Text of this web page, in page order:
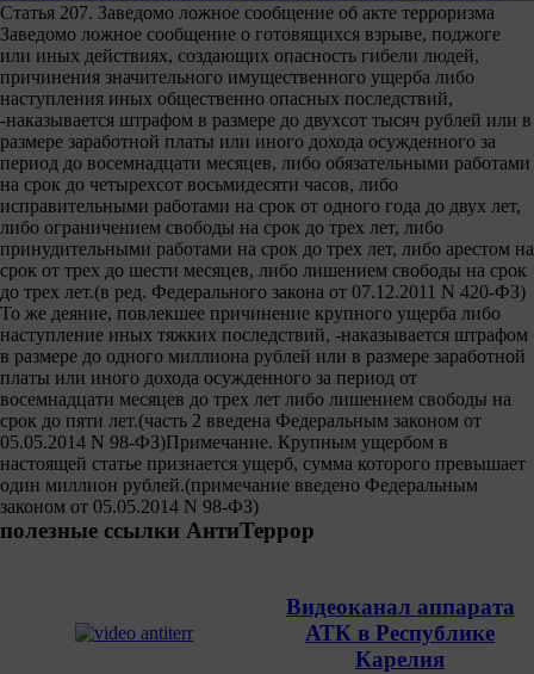
Статья 207. Заведомо ложное сообщение об акте терроризма
Заведомо ложное сообщение о готовящихся взрыве, поджоге
или иных действиях, создающих опасность гибели людей,
причинения значительного имущественного ущерба либо
наступления иных общественно опасных последствий,
-наказывается штрафом в размере до двухсот тысяч рублей или в
размере заработной платы или иного дохода осужденного за
период до восемнадцати месяцев, либо обязательными работами
на срок до четырехсот восьмидесяти часов, либо
исправительными работами на срок от одного года до двух лет,
либо ограничением свободы на срок до трех лет, либо
принудительными работами на срок до трех лет, либо арестом на
срок от трех до шести месяцев, либо лишением свободы на срок
до трех лет.(в ред. Федерального закона от 07.12.2011 N 420-ФЗ)
То же деяние, повлекшее причинение крупного ущерба либо
наступление иных тяжких последствий, -наказывается штрафом
в размере до одного миллиона рублей или в размере заработной
платы или иного дохода осужденного за период от
восемнадцати месяцев до трех лет либо лишением свободы на
срок до пяти лет.(часть 2 введена Федеральным законом от
05.05.2014 N 98-ФЗ)Примечание. Крупным ущербом в
настоящей статье признается ущерб, сумма которого превышает
один миллион рублей.(примечание введено Федеральным
законом от 05.05.2014 N 98-ФЗ)
полезные ссылки АнтиТеррор
Видеоканал аппарата
АТК в Республике
Карелия